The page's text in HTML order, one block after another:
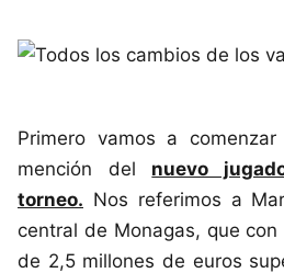
Primero vamos a
mención del nuevo
torneo. Nos referimos a
central de Monagas, que
de 2,5 millones de euros